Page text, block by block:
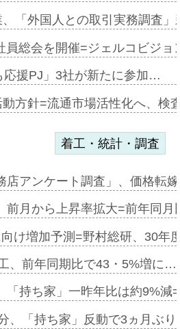
「外国人との取引実務調査
員総会を開催=ジェルコビジ
応援PJ」3社が新たに参加…
方針=流通市場活性化へ、検
着工・統計・調査
店アンケート調査」、価格転
前月から上昇率拡大=前年同
け増加予測=野村総研、30年
、前年同期比で43・5%増に…
「持ち家」一昨年比は約9%
、「持ち家」反動で3ヵ月ぶ